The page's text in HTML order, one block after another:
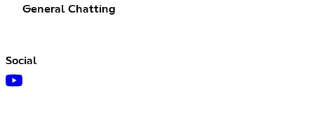
General Chatting
Social